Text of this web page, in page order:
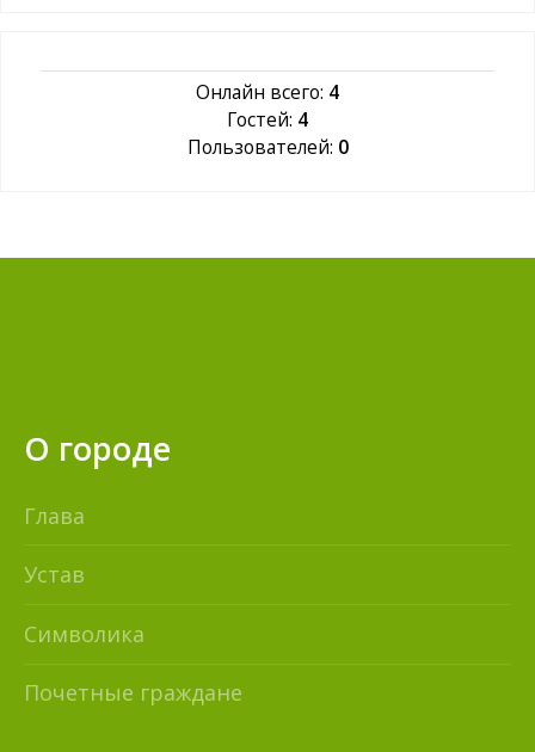
Онлайн всего: 4
Гостей: 4
Пользователей: 0
О городе
Глава
Устав
Символика
Почетные граждане